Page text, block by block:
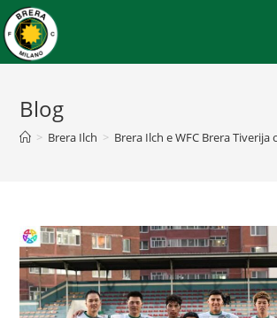
Blog
> Brera Ilch > Brera Ilch e WFC Brera